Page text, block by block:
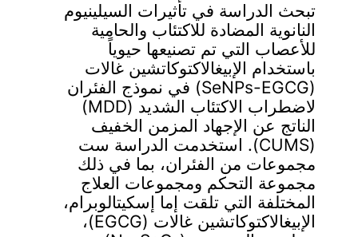
تبحث الدراسة في تأثيرات السيلينيوم
النانوية المضادة للاكتئاب والحامية
للأعصاب التي تم تصنيعها حيوياً
باستخدام الإبيغالاكتوكاتشين غالات
(SeNPs-EGCG) في نموذج الفئران
لاضطراب الاكتئاب الشديد (MDD)
الناتج عن الإجهاد المزمن الخفيف
(CUMS). استخدمت الدراسة ست
مجموعات من الفئران، بما في ذلك
مجموعة التحكم ومجموعات العلاج
المختلفة التي تلقت إما إسكيتالوبرام،
الإبيغالاكتوكاتشين غالات (EGCG)،